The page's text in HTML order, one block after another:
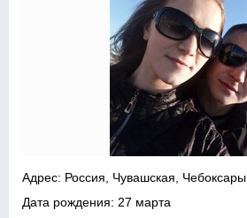
Адрес: Россия, Чувашская, Чебоксары
Дата рождения: 27 марта